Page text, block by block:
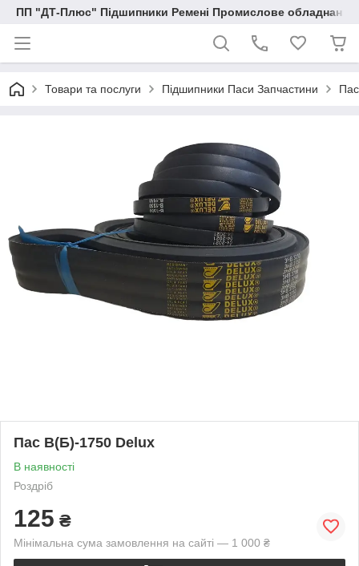
ПП "ДТ-Плюс" Підшипники Ремені Промислове обладнання
Товари та послуги Підшипники Паси Запчастини
Пас В(Б)-1750 Delux
В наявності
Роздріб
125 ₴
Мінімальна сума замовлення на сайті — 1 000 ₴